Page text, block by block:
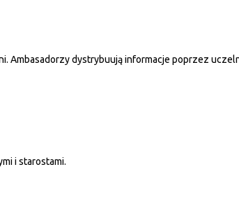
dystrybuują informacje poprzez
i starostami.